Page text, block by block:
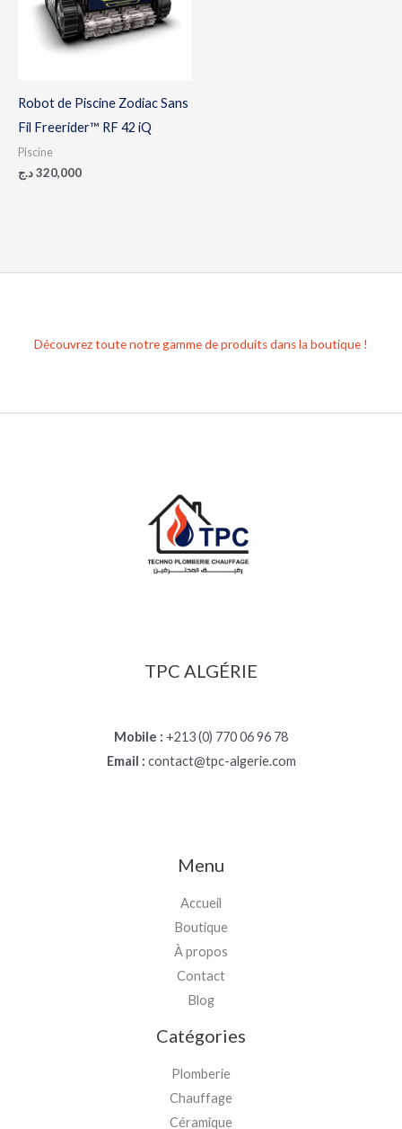
Robot de Piscine Zodiac Sans
Fil Freerider™ RF 42 iQ
Piscine
320,000د.ج
Découvrez toute notre gamme de produits dans la boutique !
TPC ALGÉRIE
Mobile : +213 (0) 770 06 96 78
Email : contact@tpc-algerie.com
Menu
Accueil
Boutique
À propos
Contact
Blog
Catégories
Plomberie
Chauffage
Céramique